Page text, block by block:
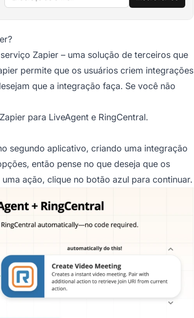
Zapier – uma solução de terceiros que
permite que os usuários criem integrações
que a integração faça. Se você não
para LiveAgent e RingCentral.
segundo aplicativo, criando uma integração
então pense no que deseja que os
ação, clique no botão azul para continuar.